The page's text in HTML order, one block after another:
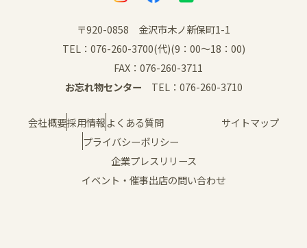
〒920-0858 金沢市木ノ新保町1-1
TEL：076-260-3700(代)(9：00～18：00)
FAX：076-260-3711
お忘れ物センター TEL：076-260-3710
会社概要採用情報よくある質問
サイトマップ
プライバシーポリシー
企業プレスリリース
イベント・催事出店の問い合わせ